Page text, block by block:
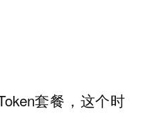
套餐，这个时